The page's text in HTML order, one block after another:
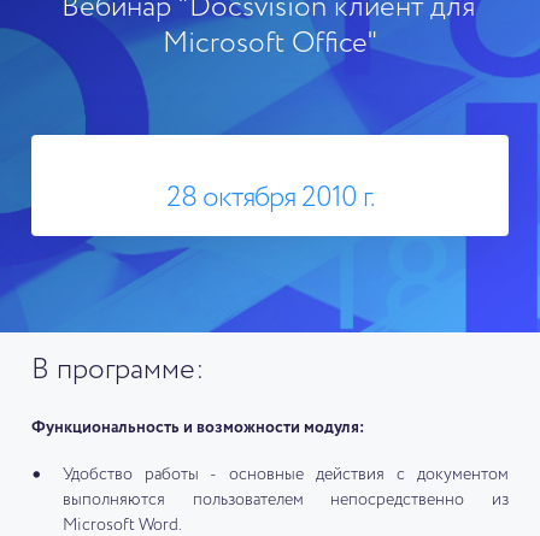
Вебинар "Docsvision клиент для
Microsoft Office"
28 октября 2010 г.
В программе:
Функциональность и возможности модуля:
Удобство работы - основные действия с документом
выполняются пользователем непосредственно из
Microsoft Word.